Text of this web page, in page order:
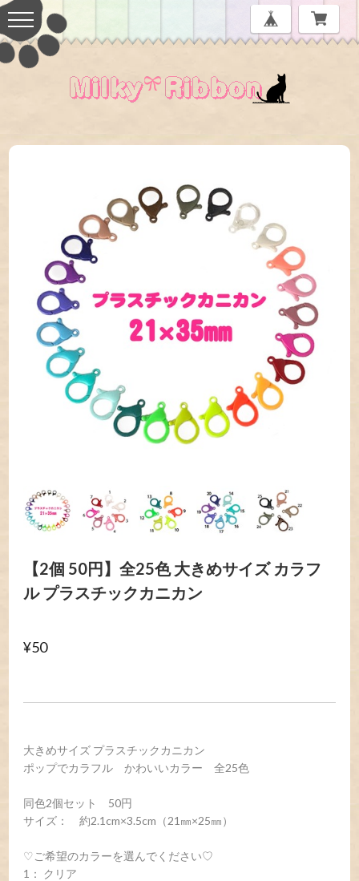
【2個 50円】全25色 大きめサイズ カラフ
ル プラスチックカニカン
¥50
大きめサイズ プラスチックカニカン
ポップでカラフル かわいいカラー 全25色
同色2個セット 50円
サイズ： 約2.1cm×3.5cm（21㎜×25㎜）
♡ご希望のカラーを選んでください♡
1： クリア